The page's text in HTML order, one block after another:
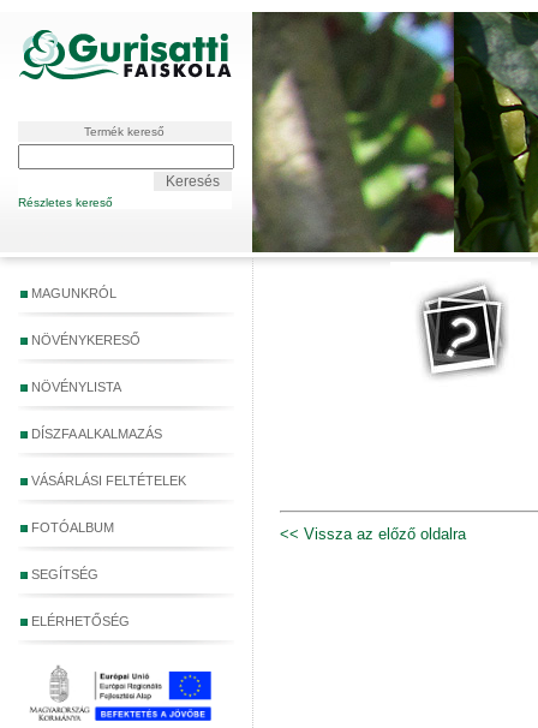
Termék kereső
Részletes kereső
MAGUNKRÓL
NÖVÉNYKERESŐ
NÖVÉNYLISTA
DÍSZFA ALKALMAZÁS
VÁSÁRLÁSI FELTÉTELEK
FOTÓALBUM
SEGÍTSÉG
ELÉRHETŐSÉG
<< Vissza az előző oldalra